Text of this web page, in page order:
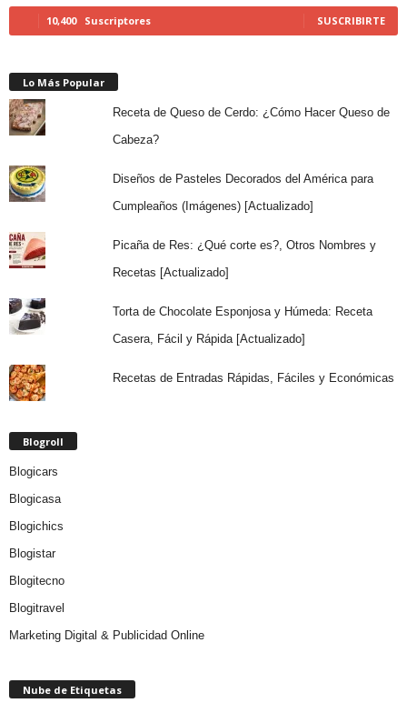
10,400 Suscriptores SUSCRIBIRTE
Lo Más Popular
Receta de Queso de Cerdo: ¿Cómo Hacer Queso de
Cabeza?
Diseños de Pasteles Decorados del América para
Cumpleaños (Imágenes) [Actualizado]
Picaña de Res: ¿Qué corte es?, Otros Nombres y
Recetas [Actualizado]
Torta de Chocolate Esponjosa y Húmeda: Receta
Casera, Fácil y Rápida [Actualizado]
Recetas de Entradas Rápidas, Fáciles y Económicas
Blogroll
Blogicars
Blogicasa
Blogichics
Blogistar
Blogitecno
Blogitravel
Marketing Digital & Publicidad Online
Nube de Etiquetas